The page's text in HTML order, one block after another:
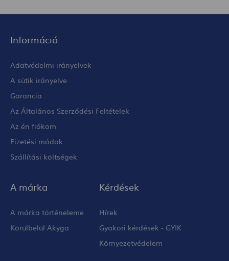
Információ
Adatvédelmi irányelvek
A sütik irányelve
Garancia
Az Általános Szerződési Feltételek
Az én fiókom
Fizetési módok
Szállítási költségek
A márka
A márka történeleme
Körülbelül Akyga
Kérdések
Hírek
Gyakori kérdések - GYIK
Környezetvédelem